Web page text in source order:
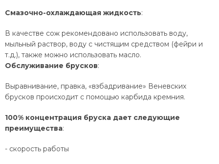
Смазочно-охлаждающая жидкость:
В качестве сож рекомендовано использовать воду,
мыльный раствор, воду с чистящим средством (фейри и
т.д.), также можно использовать масло.
Обслуживание брусков:
Выравнивание, правка, «взбадривание» Веневских
брусков происходит с помощью карбида кремния.
100% концентрация бруска дает следующие
преимущества:
- скорость работы